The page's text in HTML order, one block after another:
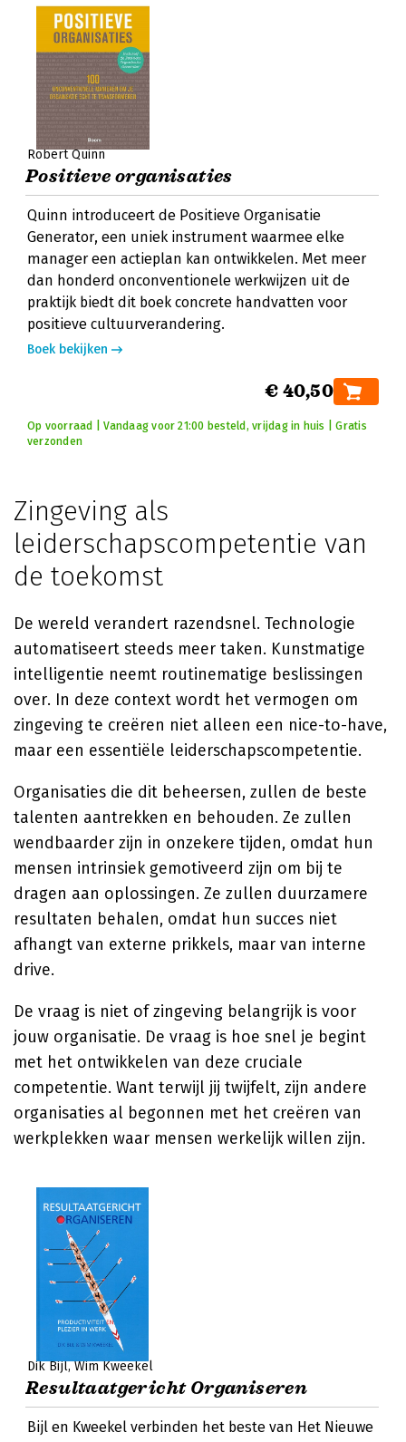
Robert Quinn
Positieve organisaties
Quinn introduceert de Positieve Organisatie
Generator, een uniek instrument waarmee elke
manager een actieplan kan ontwikkelen. Met meer
dan honderd onconventionele werkwijzen uit de
praktijk biedt dit boek concrete handvatten voor
positieve cultuurverandering.
Boek bekijken
€ 40,50
Op voorraad | Vandaag voor 21:00 besteld, vrijdag in huis | Gratis
verzonden
Zingeving als
leiderschapscompetentie van
de toekomst
De wereld verandert razendsnel. Technologie
automatiseert steeds meer taken. Kunstmatige
intelligentie neemt routinematige beslissingen
over. In deze context wordt het vermogen om
zingeving te creëren niet alleen een nice-to-have,
maar een essentiële leiderschapscompetentie.
Organisaties die dit beheersen, zullen de beste
talenten aantrekken en behouden. Ze zullen
wendbaarder zijn in onzekere tijden, omdat hun
mensen intrinsiek gemotiveerd zijn om bij te
dragen aan oplossingen. Ze zullen duurzamere
resultaten behalen, omdat hun succes niet
afhangt van externe prikkels, maar van interne
drive.
De vraag is niet of zingeving belangrijk is voor
jouw organisatie. De vraag is hoe snel je begint
met het ontwikkelen van deze cruciale
competentie. Want terwijl jij twijfelt, zijn andere
organisaties al begonnen met het creëren van
werkplekken waar mensen werkelijk willen zijn.
Dik Bijl Wim Kweekel
Resultaatgericht Organiseren
Bijl en Kweekel verbinden het beste van Het Nieuwe